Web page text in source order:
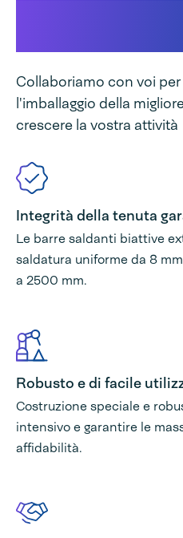
Collaboriamo con voi
l'imballaggio della
crescere la vostra attività
Integrità della tenuta
Le barre saldanti biattive
saldatura uniforme da 8
a 2500 mm.
Robusto e di facile
Costruzione speciale e
intensivo e garantire le
affidabilità.